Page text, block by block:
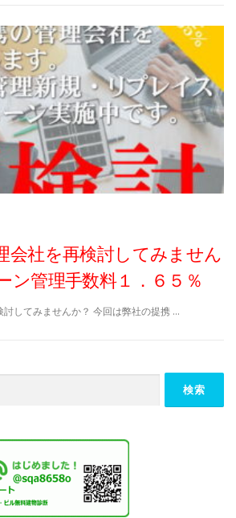
会社を再検討してみません
ン管理手数料１．６５％
してみませんか？ 今回は弊社の提携 …